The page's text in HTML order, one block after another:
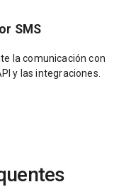
SMS
la comunicación con
y las integraciones.